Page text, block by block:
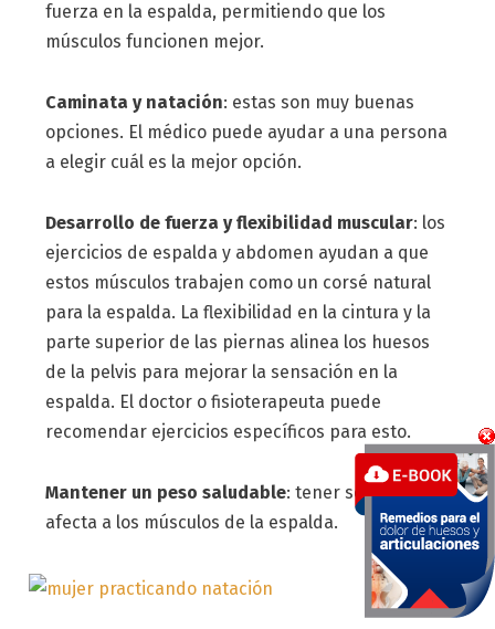
fuerza en la espalda, permitiendo que los
músculos funcionen mejor.
Caminata y natación: estas son muy buenas
opciones. El médico puede ayudar a una persona
a elegir cuál es la mejor opción.
Desarrollo de fuerza y flexibilidad muscular: los
ejercicios de espalda y abdomen ayudan a que
estos músculos trabajen como un corsé natural
para la espalda. La flexibilidad en la cintura y la
parte superior de las piernas alinea los huesos
de la pelvis para mejorar la sensación en la
espalda. El doctor o fisioterapeuta puede
recomendar ejercicios específicos para esto.
Mantener un peso saludable: tener sobrepeso
afecta a los músculos de la espalda.